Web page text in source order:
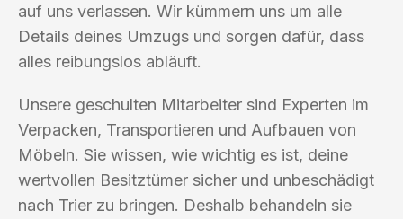
auf uns verlassen. Wir kümmern uns um alle
Details deines Umzugs und sorgen dafür, dass
alles reibungslos abläuft.
Unsere geschulten Mitarbeiter sind Experten im
Verpacken, Transportieren und Aufbauen von
Möbeln. Sie wissen, wie wichtig es ist, deine
wertvollen Besitztümer sicher und unbeschädigt
nach Trier zu bringen. Deshalb behandeln sie